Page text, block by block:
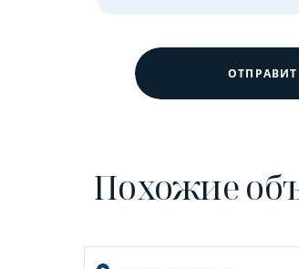
Похожие